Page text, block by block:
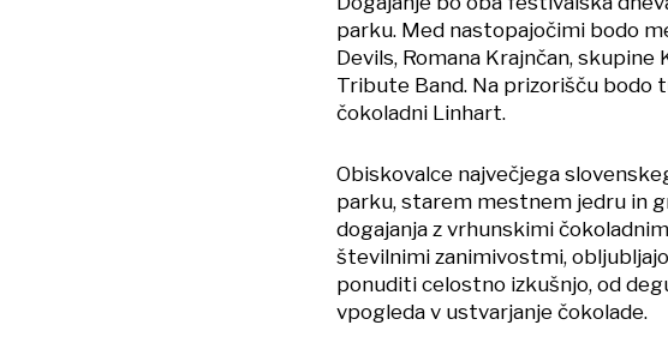
parku. Med nastopajočimi bodo
Devils, Romana Krajnčan,
Tribute Band. Na prizorišču bodo
čokoladni Linhart.
Obiskovalce največjega
parku, starem mestnem jedru in
dogajanja z vrhunskimi
številnimi zanimivostmi,
ponuditi celostno izkušnjo, od
vpogleda v ustvarjanje čokolade.